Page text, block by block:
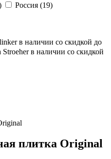
Россия (19)
в наличии со скидкой до
в наличии со скидкой
плитка Original